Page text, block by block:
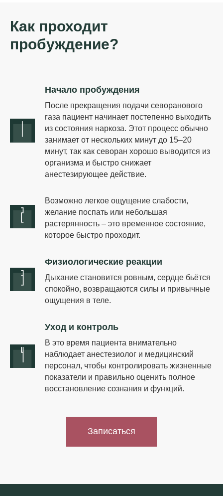
Как проходит
пробуждение?
Начало пробуждения
После прекращения подачи севоранового
газа пациент начинает постепенно выходить
из состояния наркоза. Этот процесс обычно
занимает от нескольких минут до 15–20
минут, так как севоран хорошо выводится из
организма и быстро снижает
анестезирующее действие.
Возможно легкое ощущение слабости,
желание поспать или небольшая
растерянность – это временное состояние,
которое быстро проходит.
Физиологические реакции
Дыхание становится ровным, сердце бьётся
спокойно, возвращаются силы и привычные
ощущения в теле.
Уход и контроль
В это время пациента внимательно
наблюдает анестезиолог и медицинский
персонал, чтобы контролировать жизненные
показатели и правильно оценить полное
восстановление сознания и функций.
Записаться